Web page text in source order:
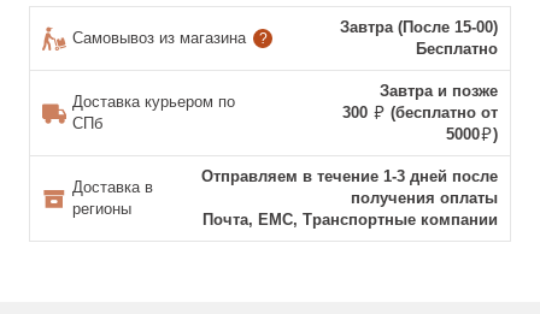
Самовывоз из магазина ?
Завтра (После 15-00)
Бесплатно
Доставка курьером по
СПб
Завтра и позже
300
(бесплатно от
5000
)
Доставка в
регионы
Отправляем в течение 1-3 дней после
получения оплаты
Почта, ЕМС, Транспортные компании